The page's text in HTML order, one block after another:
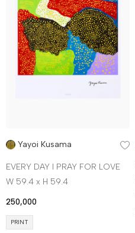
Yayoi Kusama
EVERY DAY I PRAY FOR LOVE
W 59.4 x H 59.4
250,000
PRINT